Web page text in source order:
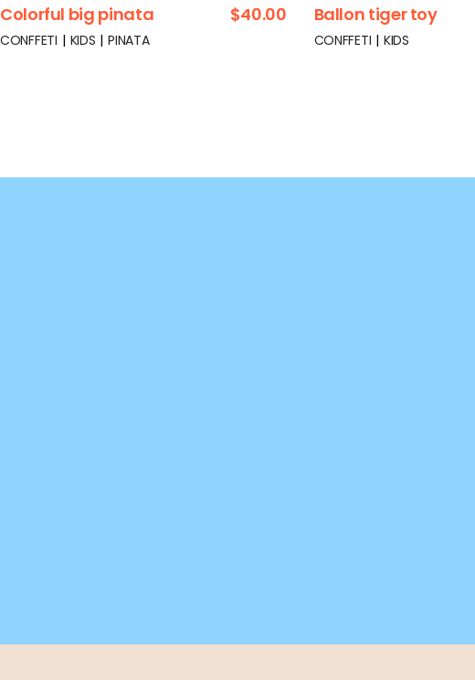
Colorful big pinata $40.00
CONFFETI KIDS PINATA
Ballon tiger toy
CONFFETI KIDS